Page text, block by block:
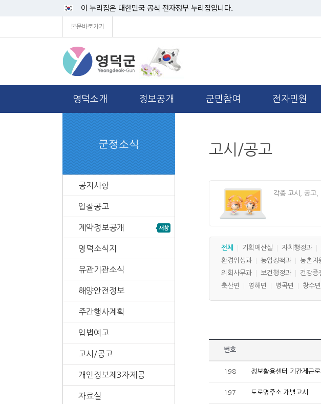
이 누리집은 대한민국 공식 전자정부 누리집입니다.
본문바로가기
영덕소개 정보공개 군민참여 전자민원
고시/공고
각종 고시, 공고,
전체 기획예산실 자치행정과
환경위생과
농업정책과 농촌지
의회사무과
보건행정과 건강증
축산면
영해면 병곡면 창수면
번호
198 정보활용센터 기간제근
197 도로명주소 개별고시
군정소식
공지사항
입찰공고
계약정보공개
영덕소식지
유관기관소식
해양안전정보
주간행사계획
입법예고
고시/공고
개인정보제3자제공
자료실